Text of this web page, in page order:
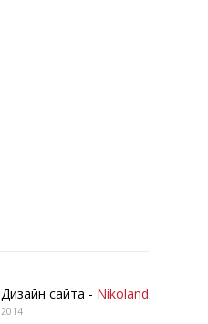
Дизайн сайта - Nikoland
2014